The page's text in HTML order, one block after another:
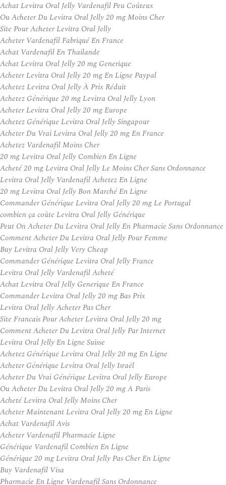
Achat Levitra Oral Jelly Vardenafil Peu Coûteux
Ou Acheter Du Levitra Oral Jelly 20 mg Moins Cher
Site Pour Acheter Levitra Oral Jelly
Acheter Vardenafil Fabriqué En France
Achat Vardenafil En Thailande
Achat Levitra Oral Jelly 20 mg Generique
Acheter Levitra Oral Jelly 20 mg En Ligne Paypal
Achetez Levitra Oral Jelly À Prix Réduit
Achetez Générique 20 mg Levitra Oral Jelly Lyon
Acheter Levitra Oral Jelly 20 mg Europe
Achetez Générique Levitra Oral Jelly Singapour
Acheter Du Vrai Levitra Oral Jelly 20 mg En France
Achetez Vardenafil Moins Cher
20 mg Levitra Oral Jelly Combien En Ligne
Acheté 20 mg Levitra Oral Jelly Le Moins Cher Sans Ordonnance
Levitra Oral Jelly Vardenafil Achetez En Ligne
20 mg Levitra Oral Jelly Bon Marché En Ligne
Commander Générique Levitra Oral Jelly 20 mg Le Portugal
combien ça coûte Levitra Oral Jelly Générique
Peut On Acheter Du Levitra Oral Jelly En Pharmacie Sans Ordonnance
Comment Acheter Du Levitra Oral Jelly Pour Femme
Buy Levitra Oral Jelly Very Cheap
Commander Générique Levitra Oral Jelly France
Levitra Oral Jelly Vardenafil Acheté
Achat Levitra Oral Jelly Generique En France
Commander Levitra Oral Jelly 20 mg Bas Prix
Levitra Oral Jelly Acheter Pas Cher
Site Francais Pour Acheter Levitra Oral Jelly 20 mg
Comment Acheter Du Levitra Oral Jelly Par Internet
Levitra Oral Jelly En Ligne Suisse
Achetez Générique Levitra Oral Jelly 20 mg En Ligne
Acheter Générique Levitra Oral Jelly Israël
Acheter Du Vrai Générique Levitra Oral Jelly Europe
Ou Acheter Du Levitra Oral Jelly 20 mg A Paris
Acheté Levitra Oral Jelly Moins Cher
Acheter Maintenant Levitra Oral Jelly 20 mg En Ligne
Achat Vardenafil Avis
Acheter Vardenafil Pharmacie Ligne
Générique Vardenafil Combien En Ligne
Générique 20 mg Levitra Oral Jelly Pas Cher En Ligne
Buy Vardenafil Visa
Pharmacie En Ligne Vardenafil Sans Ordonnance